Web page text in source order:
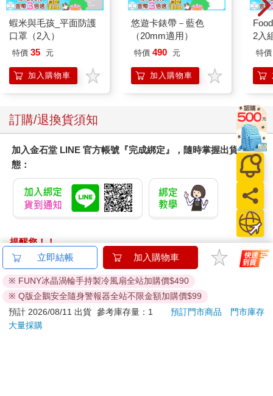
蝦米與毛孩_平面防護
口罩（2入）
特價 35 元
加入購物車
悠遊卡錶帶－藍色
（20mm適用）
特價 490 元
加入購物車
2入
特價
訂購/退換貨須知
加入金石堂 LINE 官方帳號『完成綁定』，隨時掌握出貨動
態：
提醒您！！
金石堂及銀行均不會請您操作ATM! 如接獲電話要求您前往
ATM提款機，請不要聽從指示，以免受騙上當！
退換貨須知：
**提醒您，鑑賞期不等於試用期，退回商品須為全新狀態**
依據「消費者保護法」第19條及行政院消費者保護處公告之
立即結帳 加入購物車
※ FUNY冰晶渦輪手持製冷風扇全站加購價$490
※ Q版企鵝安全隨身警報器全站不限金額加購價$99
預計 2026/08/11 出貨 參考庫存量：1 預訂門市商品
門市庫存
大量採購